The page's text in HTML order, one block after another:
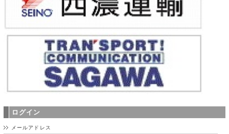
ログイン
メールアドレス